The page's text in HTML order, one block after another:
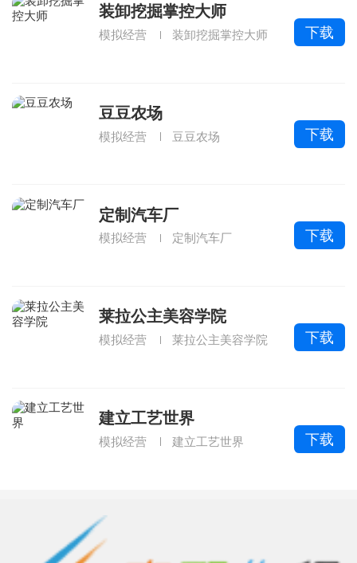
装卸挖掘掌控大师
模拟经营 装卸挖掘掌控大师 下载
豆豆农场
模拟经营 豆豆农场 下载
定制汽车厂
模拟经营 定制汽车厂 下载
莱拉公主美容学院
模拟经营 莱拉公主美容学院 下载
建立工艺世界
模拟经营 建立工艺世界 下载